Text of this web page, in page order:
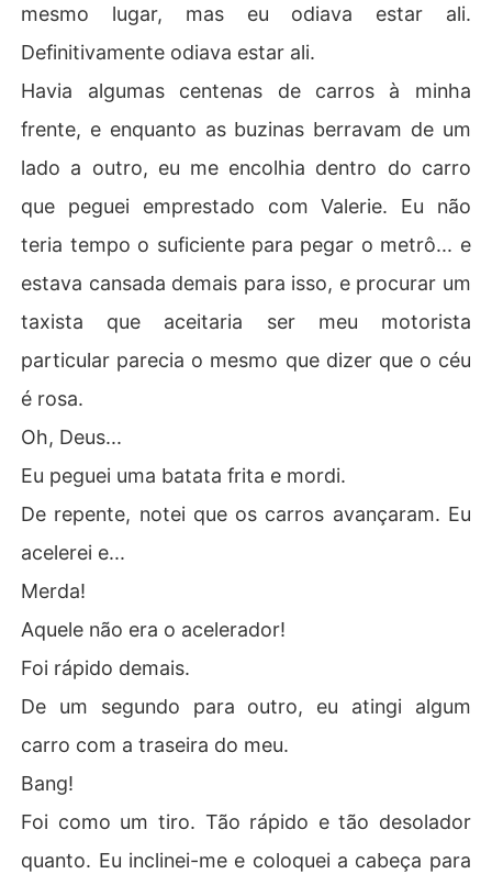
- S-sim. - Ela conseguiu responder.
- Não faz ideia do quanto adorei escutar isso, doce me
nina. - Sussurrei, levando meus lábios para perto dos s
eus. - Eu quis prová-la desde o momento em que a vi. -
Confessei. - É tão linda e adorável...
Minha mão escorregou até sua boceta, e quando toquei
sua pele quente, ela gemeu baixinho.
- Vou tocá-la, meu doce. - Eu disse. - Vou ser o seu prim
mesmo lugar, mas eu odiava estar ali.
Definitivamente odiava estar ali.
Havia algumas centenas de carros à minha
frente, e enquanto as buzinas berravam de um
lado a outro, eu me encolhia dentro do carro
que peguei emprestado com Valerie. Eu não
teria tempo o suficiente para pegar o metrô... e
estava cansada demais para isso, e procurar um
taxista que aceitaria ser meu motorista
particular parecia o mesmo que dizer que o céu
é rosa.
Oh, Deus...
Eu peguei uma batata frita e mordi.
De repente, notei que os carros avançaram. Eu
acelerei e...
Merda!
Aquele não era o acelerador!
Foi rápido demais.
De um segundo para outro, eu atingi algum
carro com a traseira do meu.
Bang!
Foi como um tiro. Tão rápido e tão desolador
quanto. Eu inclinei-me e coloquei a cabeça para